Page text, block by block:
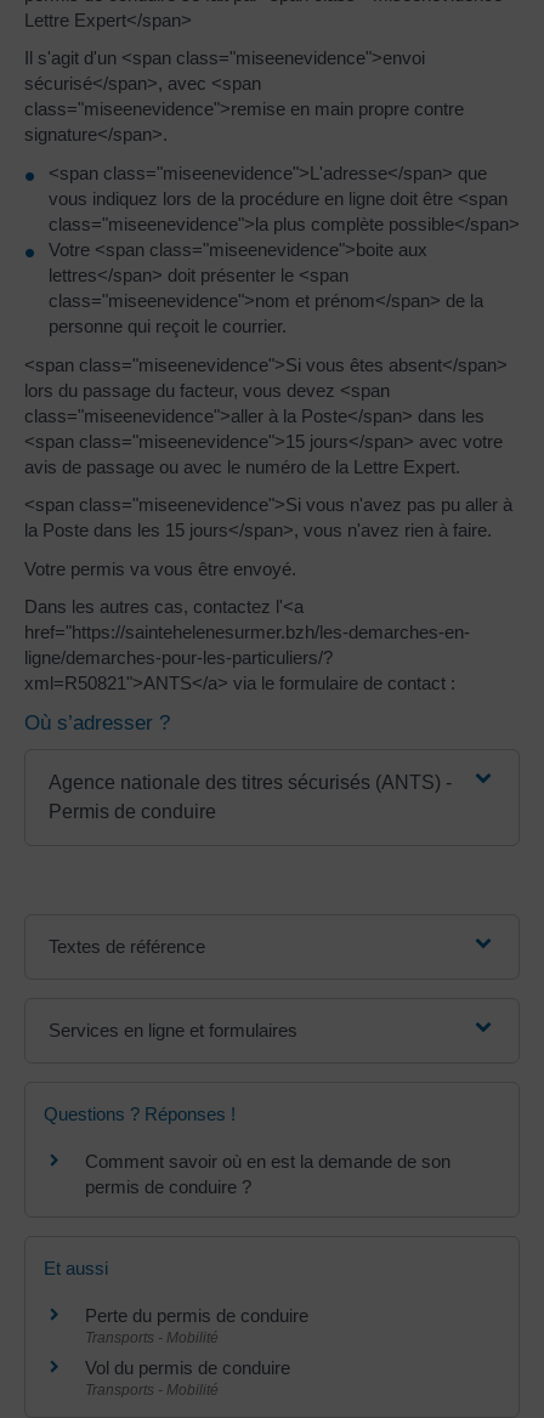
Lettre Expert</span>
Il s'agit d'un <span class="miseenevidence">envoi
sécurisé</span>, avec <span
class="miseenevidence">remise en main propre contre
signature</span>.
<span class="miseenevidence">L'adresse</span> que
vous indiquez lors de la procédure en ligne doit être <span
class="miseenevidence">la plus complète possible</span>
Votre <span class="miseenevidence">boite aux
lettres</span> doit présenter le <span
class="miseenevidence">nom et prénom</span> de la
personne qui reçoit le courrier.
<span class="miseenevidence">Si vous êtes absent</span>
lors du passage du facteur, vous devez <span
class="miseenevidence">aller à la Poste</span> dans les
<span class="miseenevidence">15 jours</span> avec votre
avis de passage ou avec le numéro de la Lettre Expert.
<span class="miseenevidence">Si vous n'avez pas pu aller à
la Poste dans les 15 jours</span>, vous n'avez rien à faire.
Votre permis va vous être envoyé.
Dans les autres cas, contactez l'<a
href="https://saintehelenesurmer.bzh/les-demarches-en-
ligne/demarches-pour-les-particuliers/?
xml=R50821">ANTS</a> via le formulaire de contact :
Où s’adresser ?
Agence nationale des titres sécurisés (ANTS) -
Permis de conduire
Textes de référence
Services en ligne et formulaires
Questions ? Réponses !
Comment savoir où en est la demande de son
permis de conduire ?
Et aussi
Perte du permis de conduire
Transports - Mobilité
Vol du permis de conduire
Transports - Mobilité